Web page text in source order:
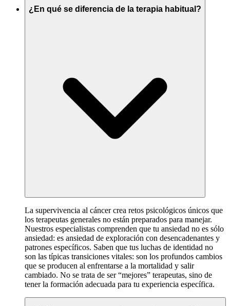
¿En qué se diferencia de la terapia habitual?
La supervivencia al cáncer crea retos psicológicos únicos que
los terapeutas generales no están preparados para manejar.
Nuestros especialistas comprenden que tu ansiedad no es sólo
ansiedad: es ansiedad de exploración con desencadenantes y
patrones específicos. Saben que tus luchas de identidad no
son las típicas transiciones vitales: son los profundos cambios
que se producen al enfrentarse a la mortalidad y salir
cambiado. No se trata de ser “mejores” terapeutas, sino de
tener la formación adecuada para tu experiencia específica.